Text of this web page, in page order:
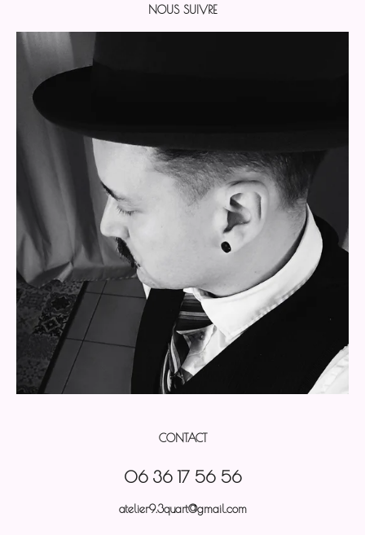
NOUS SUIVRE
CONTACT
06 36 17 56 56
atelier9.3quart@gmail.com